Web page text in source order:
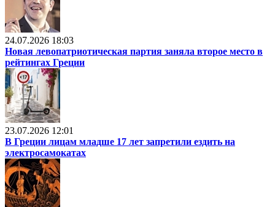
24.07.2026 18:03
Новая левопатриотическая партия заняла второе место в
рейтингах Греции
23.07.2026 12:01
В Греции лицам младше 17 лет запретили ездить на
электросамокатах